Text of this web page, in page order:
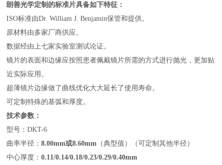
朗善光学定制的标准片具备如下特征：
ISO标准由Dr. William J. Benjamin保管和提供。
原材料由多家厂商供应。
数据经由上七家实验室测试论证。
镜片的表面和边缘应按照患者佩戴镜片所需的方式进行抛光，更加贴
近实际应用。
超薄镜片边缘做了曲线优化大大延长了使用寿命。
可定制特殊的基弧和厚度。
技术参数：
型号：DKT-6
曲率半径：8.00mm或8.60mm （典型值）（可定制其他半径）
中心厚度：0.11/0.14/0.18/0.23/0.29/0.40mm